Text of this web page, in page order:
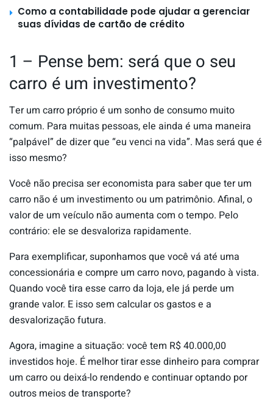
Como a contabilidade pode ajudar a gerenciar
suas dívidas de cartão de crédito
1 – Pense bem: será que o seu
carro é um investimento?
Ter um carro próprio é um sonho de consumo muito
comum. Para muitas pessoas, ele ainda é uma maneira
“palpável” de dizer que “eu venci na vida”. Mas será que é
isso mesmo?
Você não precisa ser economista para saber que ter um
carro não é um investimento ou um patrimônio. Afinal, o
valor de um veículo não aumenta com o tempo. Pelo
contrário: ele se desvaloriza rapidamente.
Para exemplificar, suponhamos que você vá até uma
concessionária e compre um carro novo, pagando à vista.
Quando você tira esse carro da loja, ele já perde um
grande valor. E isso sem calcular os gastos e a
desvalorização futura.
Agora, imagine a situação: você tem R$ 40.000,00
investidos hoje. É melhor tirar esse dinheiro para comprar
um carro ou deixá-lo rendendo e continuar optando por
outros meios de transporte?